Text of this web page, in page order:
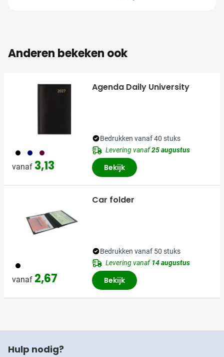
Anderen bekeken ook
001 536 010
vanaf 3,13
Agenda Daily University
Bedrukken vanaf 40 stuks
Levering vanaf25 augustus
Bekijk
001
vanaf 2,67
Car folder
Bedrukken vanaf 50 stuks
Levering vanaf14 augustus
Bekijk
Hulp nodig?